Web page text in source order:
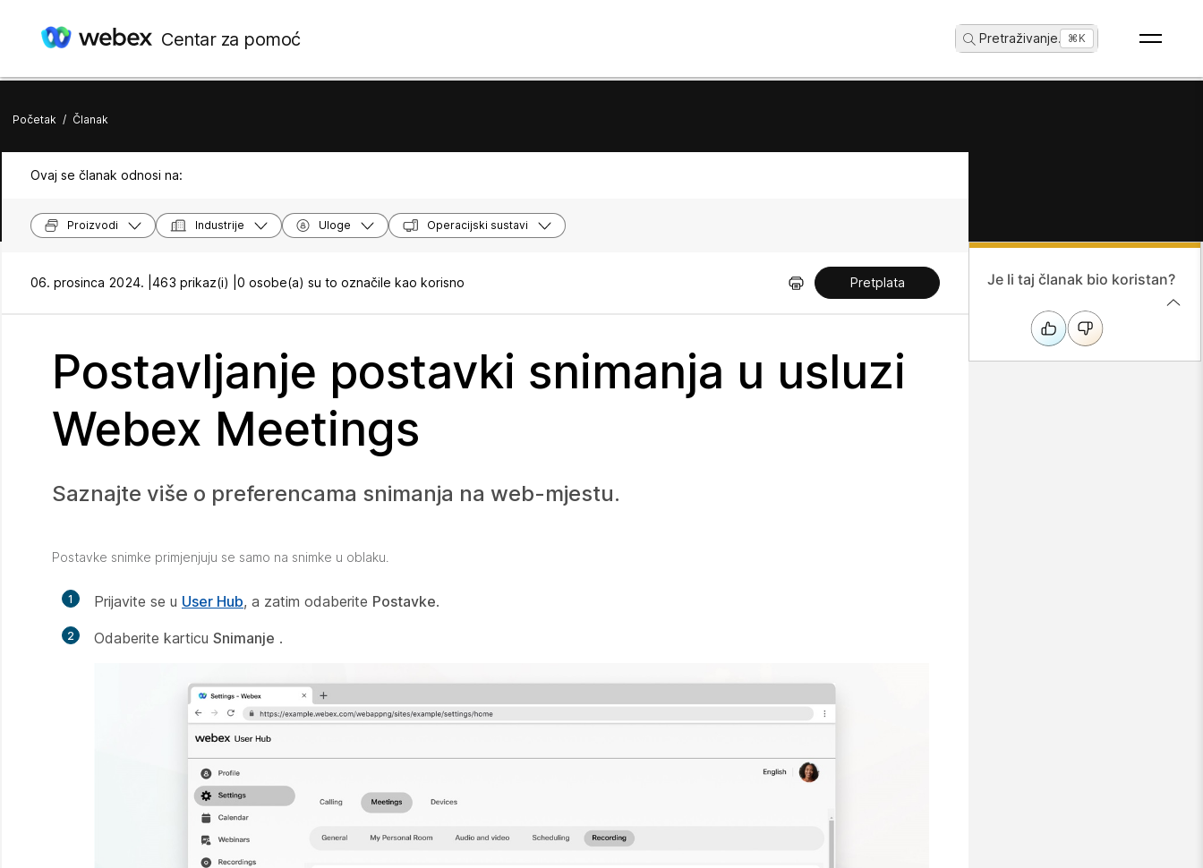
Centar za pomoć Pretraživanje... ⌘K
Početak / Članak
Ovaj se članak odnosi na:
Proizvodi Industrije Uloge Operacijski sustavi
06. prosinca 2024. | 463 prikaz(i) | 0 osobe(a) su to označile kao korisno Pretplata
Postavljanje postavki snimanja u usluzi
Webex Meetings
Saznajte više o preferencama snimanja na web-mjestu.
Postavke snimke primjenjuju se samo na snimke u oblaku.
1 Prijavite se u User Hub, a zatim odaberite Postavke.
2 Odaberite karticu Snimanje .
Je li taj članak bio koristan?